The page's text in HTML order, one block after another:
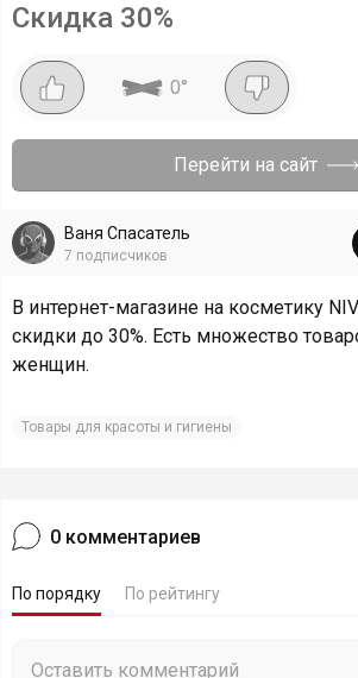
Скидка 30%
0°
Перейти на сайт
Ваня Спасатель
7 подписчиков
В интернет-магазине на косметику
скидки до 30%. Есть множество
женщин.
Товары для красоты и гигиены
0 комментариев
По порядку По рейтингу